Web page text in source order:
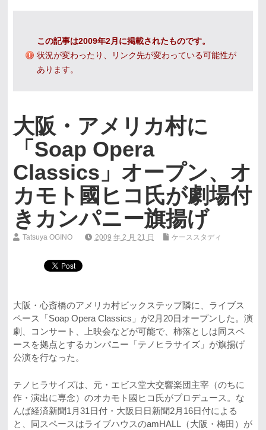
この記事は2009年2月に掲載されたものです。
状況が変わったり、リンク先が変わっている可能性が
あります。
大阪・アメリカ村に
「Soap Opera
Classics」オープン、オ
カモト國ヒコ氏が劇場付
きカンパニー旗揚げ
Tatsuya OGINO 2009 年 2 月 21 日 ケーススタディ
大阪・心斎橋のアメリカ村ビックステップ隣に、ライブス
ペース「Soap Opera Classics」が2月20日オープンした。演
劇、コンサート、上映会などが可能で、柿落としは同スペ
ースを拠点とするカンパニー「テノヒラサイズ」が旗揚げ
公演を行なった。
テノヒラサイズは、元・エビス堂大交響楽団主宰（のちに
作・演出に専念）のオカモト國ヒコ氏がプロデュース。な
んば経済新聞1月31日付・大阪日日新聞2月16日付による
と、同スペースはライブハウスのamHALL（大阪・梅田）が